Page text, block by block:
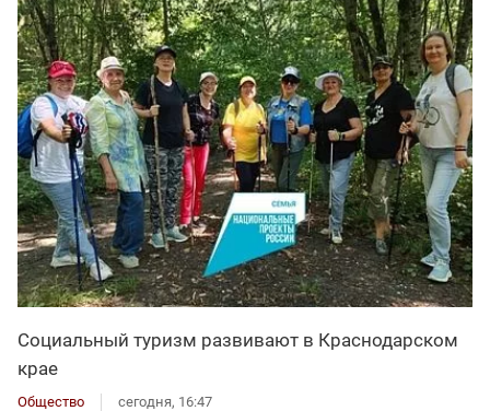
Социальный туризм развивают в Краснодарском
крае
Общество сегодня, 16:47